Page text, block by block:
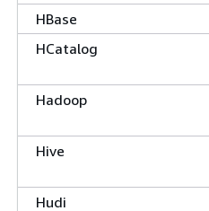
HBase
HCatalog
Hadoop
Hive
Hudi